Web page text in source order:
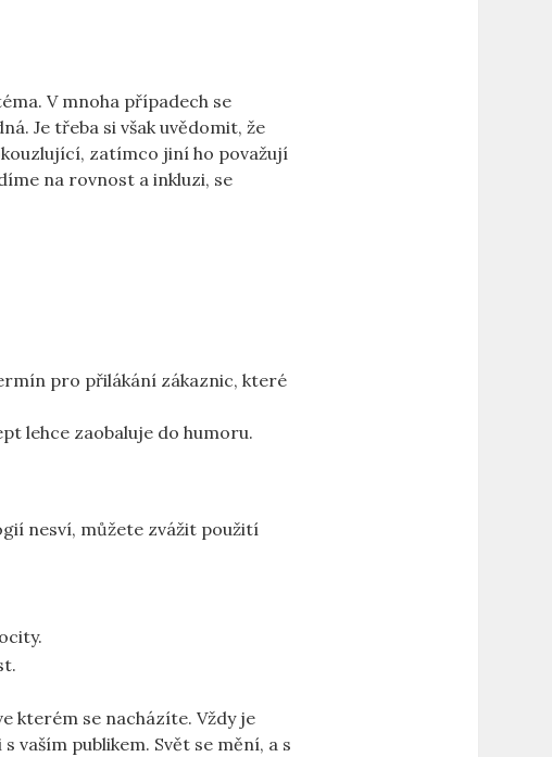
V mnoha případech se
Je třeba si však uvědomit, že
zatímco jiní ho považují
na rovnost a inkluzi, se
pro přilákání zákaznic, které
lehce zaobaluje do humoru.
nesví, můžete zvážit použití
kterém se nacházíte. Vždy je
publikem. Svět se mění, a s